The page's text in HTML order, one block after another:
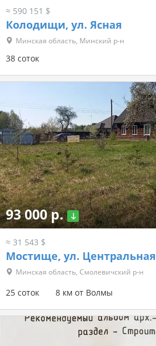
≈ 590 151 $
Колодищи, ул. Ясная
Минская область, Минский р-н
38 соток
93 000 р.
≈ 31 543 $
Мостище, ул. Центральная
Минская область, Смолевичский р-н
25 соток 8 км от Волмы